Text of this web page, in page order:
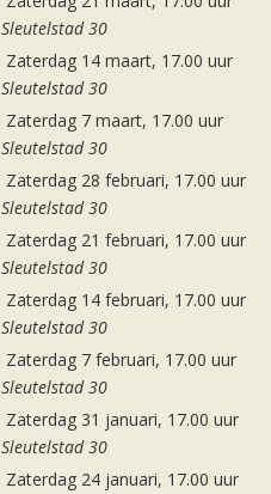
Sleutelstad 30
Zaterdag 14 maart, 17.00 uur
Sleutelstad 30
Zaterdag 7 maart, 17.00 uur
Sleutelstad 30
Zaterdag 28 februari, 17.00 uur
Sleutelstad 30
Zaterdag 21 februari, 17.00 uur
Sleutelstad 30
Zaterdag 14 februari, 17.00 uur
Sleutelstad 30
Zaterdag 7 februari, 17.00 uur
Sleutelstad 30
Zaterdag 31 januari, 17.00 uur
Sleutelstad 30
Zaterdag 24 januari, 17.00 uur